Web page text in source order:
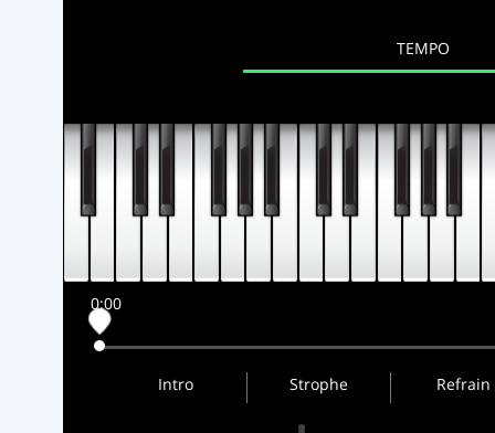
TEMPO
0:00
Intro Strophe Refrain